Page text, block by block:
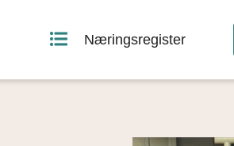
Næringsregister